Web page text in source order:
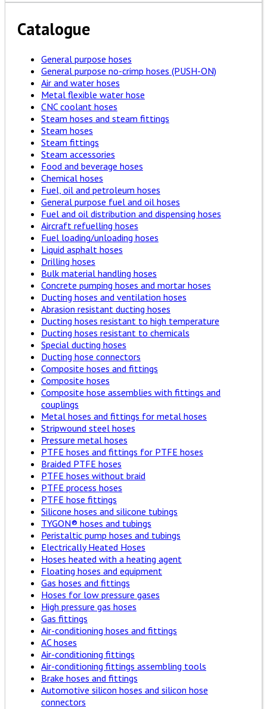
Catalogue
General purpose hoses
General purpose no-crimp hoses (PUSH-ON)
Air and water hoses
Metal flexible water hose
CNC coolant hoses
Steam hoses and steam fittings
Steam hoses
Steam fittings
Steam accessories
Food and beverage hoses
Chemical hoses
Fuel, oil and petroleum hoses
General purpose fuel and oil hoses
Fuel and oil distribution and dispensing hoses
Aircraft refuelling hoses
Fuel loading/unloading hoses
Liquid asphalt hoses
Drilling hoses
Bulk material handling hoses
Concrete pumping hoses and mortar hoses
Ducting hoses and ventilation hoses
Abrasion resistant ducting hoses
Ducting hoses resistant to high temperature
Ducting hoses resistant to chemicals
Special ducting hoses
Ducting hose connectors
Composite hoses and fittings
Composite hoses
Composite hose assemblies with fittings and
couplings
Metal hoses and fittings for metal hoses
Stripwound steel hoses
Pressure metal hoses
PTFE hoses and fittings for PTFE hoses
Braided PTFE hoses
PTFE hoses without braid
PTFE process hoses
PTFE hose fittings
Silicone hoses and silicone tubings
TYGON® hoses and tubings
Peristaltic pump hoses and tubings
Electrically Heated Hoses
Hoses heated with a heating agent
Floating hoses and equipment
Gas hoses and fittings
Hoses for low pressure gases
High pressure gas hoses
Gas fittings
Air-conditioning hoses and fittings
AC hoses
Air-conditioning fittings
Air-conditioning fittings assembling tools
Brake hoses and fittings
Automotive silicon hoses and silicon hose
connectors